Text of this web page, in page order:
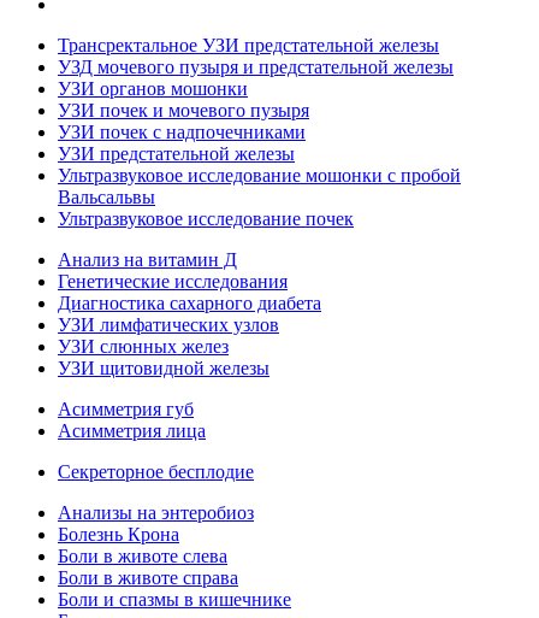
Трансректальное УЗИ предстательной железы
УЗД мочевого пузыря и предстательной железы
УЗИ органов мошонки
УЗИ почек и мочевого пузыря
УЗИ почек с надпочечниками
УЗИ предстательной железы
Ультразвуковое исследование мошонки с пробой
Вальсальвы
Ультразвуковое исследование почек
Анализ на витамин Д
Генетические исследования
Диагностика сахарного диабета
УЗИ лимфатических узлов
УЗИ слюнных желез
УЗИ щитовидной железы
Асимметрия губ
Асимметрия лица
Секреторное бесплодие
Анализы на энтеробиоз
Болезнь Крона
Боли в животе слева
Боли в животе справа
Боли и спазмы в кишечнике